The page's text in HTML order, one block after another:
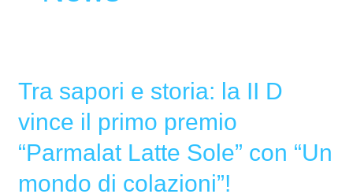
Tra sapori e storia: la II D
vince il primo premio
“Parmalat Latte Sole” con “Un
mondo di colazioni”!
Tra
e
storia: